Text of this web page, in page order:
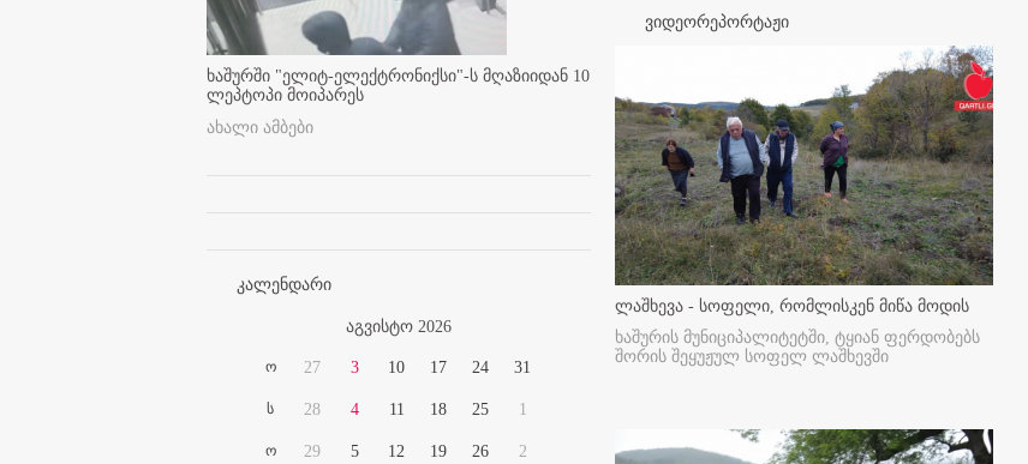
ხაშურში "ელიტ-ელექტრონიქსი"-ს მღაზიიდან 10
ლეპტოპი მოიპარეს
ახალი ამბები
კალენდარი
აგვისტო 2026
ო
ს
ო
27
28
29
3
4
5
10
11
12
17
18
19
24
25
26
31
1
2
ვიდეორეპორტაჟი
ლაშხევა - სოფელი, რომლისკენ მიწა მოდის
ხაშურის მუნიციპალიტეტში, ტყიან ფერდობებს
შორის შეყუჟულ სოფელ ლაშხევში